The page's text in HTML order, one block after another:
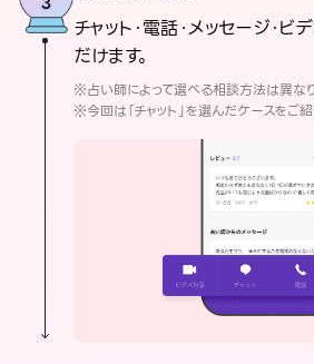
チャット・電話・メッセージ・
だけます。
※占い師によって選べる相談方法は異な
※今回は「チャット」を選んだケースをご